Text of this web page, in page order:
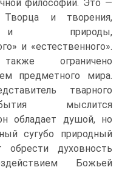
философии. Это —
Творца и творения,
и природы,
и «естественного».
ограничено
предметного мира.
тварного
мыслится
обладает душой, но
сугубо природный
духовность
Божьей